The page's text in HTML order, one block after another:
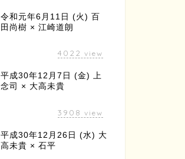
令和元年6月11日 (火) 百
田尚樹 × 江崎道朗
4022 view
平成30年12月7日 (金) 上
念司 × 大高未貴
3908 view
平成30年12月26日 (水) 大
高未貴 × 石平